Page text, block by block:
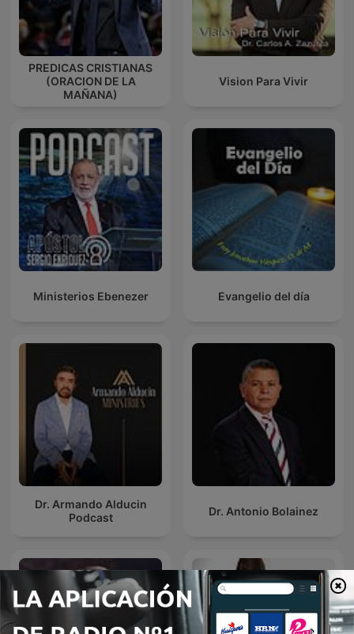
PREDICAS CRISTIANAS
(ORACION DE LA
MAÑANA)
Vision Para Vivir
Ministerios Ebenezer Evangelio del día
Dr. Armando Alducin
Podcast
Dr. Antonio Bolainez